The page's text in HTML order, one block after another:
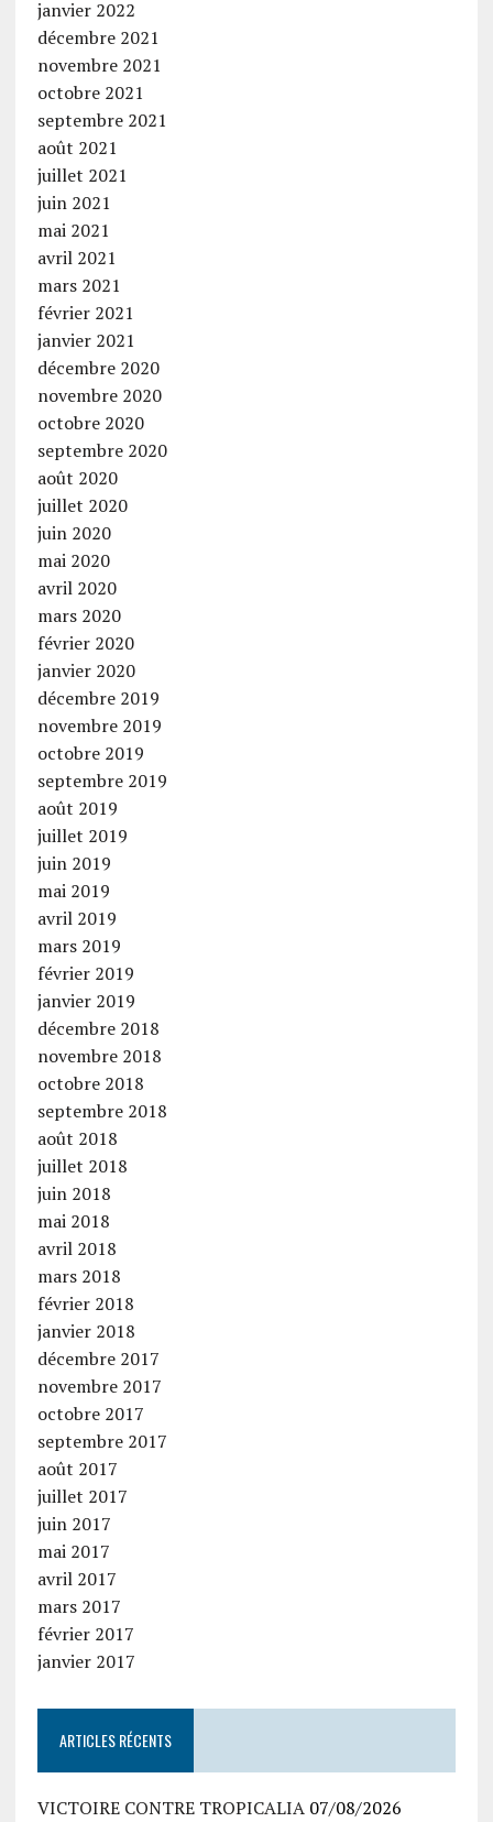
janvier 2022
décembre 2021
novembre 2021
octobre 2021
septembre 2021
août 2021
juillet 2021
juin 2021
mai 2021
avril 2021
mars 2021
février 2021
janvier 2021
décembre 2020
novembre 2020
octobre 2020
septembre 2020
août 2020
juillet 2020
juin 2020
mai 2020
avril 2020
mars 2020
février 2020
janvier 2020
décembre 2019
novembre 2019
octobre 2019
septembre 2019
août 2019
juillet 2019
juin 2019
mai 2019
avril 2019
mars 2019
février 2019
janvier 2019
décembre 2018
novembre 2018
octobre 2018
septembre 2018
août 2018
juillet 2018
juin 2018
mai 2018
avril 2018
mars 2018
février 2018
janvier 2018
décembre 2017
novembre 2017
octobre 2017
septembre 2017
août 2017
juillet 2017
juin 2017
mai 2017
avril 2017
mars 2017
février 2017
janvier 2017
ARTICLES RÉCENTS
VICTOIRE CONTRE TROPICALIA 07/08/2026